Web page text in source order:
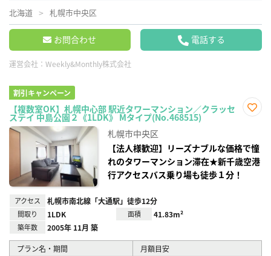
北海道 札幌市中央区
お問合わせ 電話する
運営会社： Weekly&Monthly株式会社
割引キャンペーン
【複数室OK】札幌中心部 駅近タワーマンション／クラッセ
ステイ 中島公園２《1LDK》 Mタイプ(No.468515)
録
札幌市中央区
【法人様歓迎】リーズナブルな価格で憧
れのタワーマンション滞在★新千歳空港
行アクセスバス乗り場も徒歩１分！
アクセス 札幌市南北線「大通駅」徒歩12分
間取り 1LDK 面積 41.83m²
築年数 2005年 11月 築
プラン名・期間
月額目安